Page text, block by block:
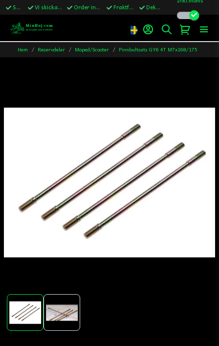
Snabba leveranser Vi skickar till Sverige,Danmark & Finland Order innan kl.13 skickas samma vardag Fraktfritt över 1200kr till Sverige Dekaler ingår i alla ordrar
Hem Reservdelar Moped/Scooter Pinnbultsats GY6 4T M7x168/175